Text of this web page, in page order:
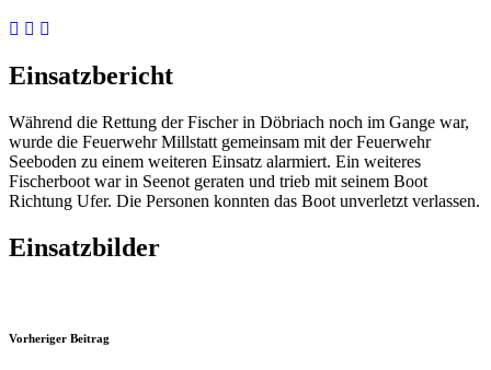
Einsatzbericht
Während die Rettung der Fischer in Döbriach noch im Gange war,
wurde die Feuerwehr Millstatt gemeinsam mit der Feuerwehr
Seeboden zu einem weiteren Einsatz alarmiert. Ein weiteres
Fischerboot war in Seenot geraten und trieb mit seinem Boot
Richtung Ufer. Die Personen konnten das Boot unverletzt verlassen.
Einsatzbilder
Vorheriger Beitrag